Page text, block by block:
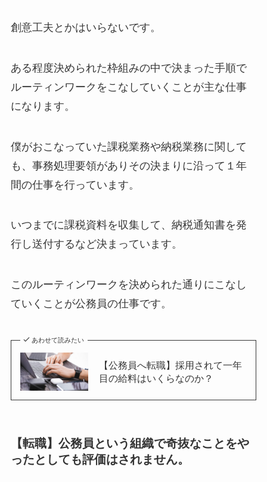
創意工夫とかはいらないです。
ある程度決められた枠組みの中で決まった手順で
ルーティンワークをこなしていくことが主な仕事
になります。
僕がおこなっていた課税業務や納税業務に関して
も、事務処理要領がありその決まりに沿って１年
間の仕事を行っています。
いつまでに課税資料を収集して、納税通知書を発
行し送付するなど決まっています。
このルーティンワークを決められた通りにこなし
ていくことが公務員の仕事です。
あわせて読みたい
【公務員へ転職】採用されて一年
目の給料はいくらなのか？
【転職】公務員という組織で奇抜なことをや
ったとしても評価はされません。